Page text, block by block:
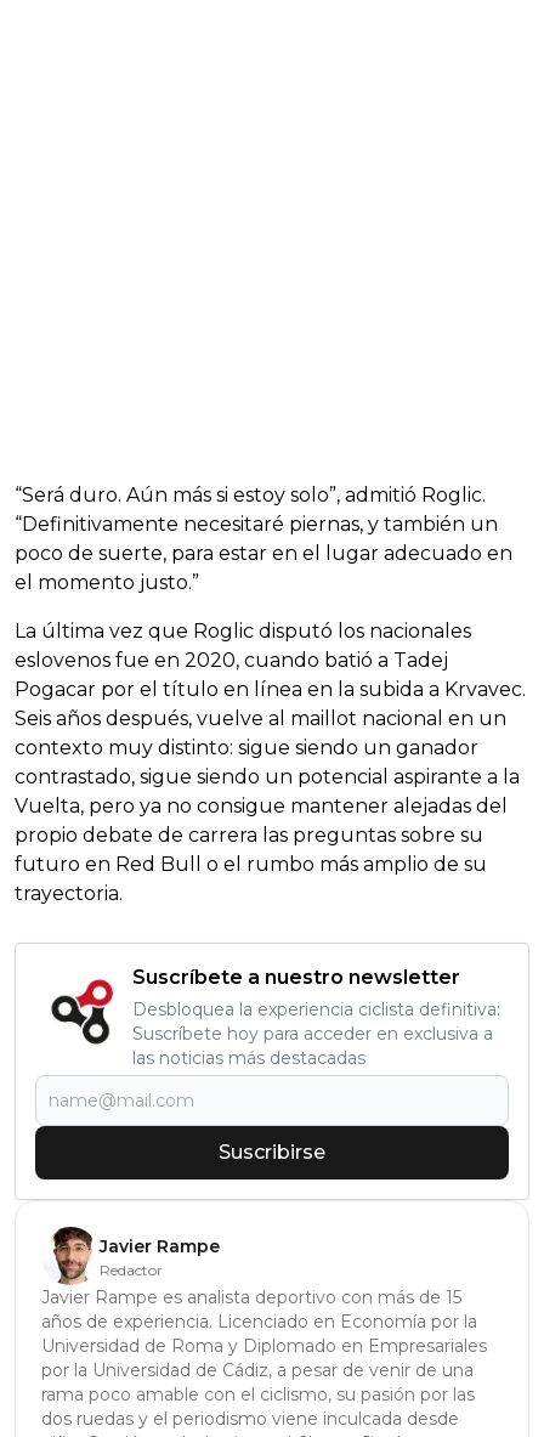
“Será duro. Aún más si estoy solo”, admitió Roglic.
“Definitivamente necesitaré piernas, y también un
poco de suerte, para estar en el lugar adecuado en
el momento justo.”
La última vez que Roglic disputó los nacionales
eslovenos fue en 2020, cuando batió a Tadej
Pogacar por el título en línea en la subida a Krvavec.
Seis años después, vuelve al maillot nacional en un
contexto muy distinto: sigue siendo un ganador
contrastado, sigue siendo un potencial aspirante a la
Vuelta, pero ya no consigue mantener alejadas del
propio debate de carrera las preguntas sobre su
futuro en Red Bull o el rumbo más amplio de su
trayectoria.
Suscríbete a nuestro newsletter
Desbloquea la experiencia ciclista definitiva:
Suscríbete hoy para acceder en exclusiva a
las noticias más destacadas
Suscribirse
Javier Rampe
Redactor
Javier Rampe es analista deportivo con más de 15
años de experiencia. Licenciado en Economía por la
Universidad de Roma y Diplomado en Empresariales
por la Universidad de Cádiz, a pesar de venir de una
rama poco amable con el ciclismo, su pasión por las
dos ruedas y el periodismo viene inculcada desde